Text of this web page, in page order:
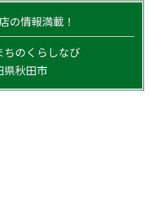
の情報満載！
ちのくらしなび
県秋田市